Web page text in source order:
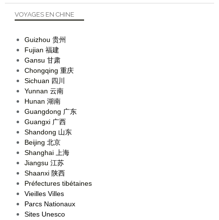
VOYAGES EN CHINE
Guizhou 贵州
Fujian 福建
Gansu 甘肃
Chongqing 重庆
Sichuan 四川
Yunnan 云南
Hunan 湖南
Guangdong 广东
Guangxi 广西
Shandong 山东
Beijing 北京
Shanghai 上海
Jiangsu 江苏
Shaanxi 陕西
Préfectures tibétaines
Vieilles Villes
Parcs Nationaux
Sites Unesco